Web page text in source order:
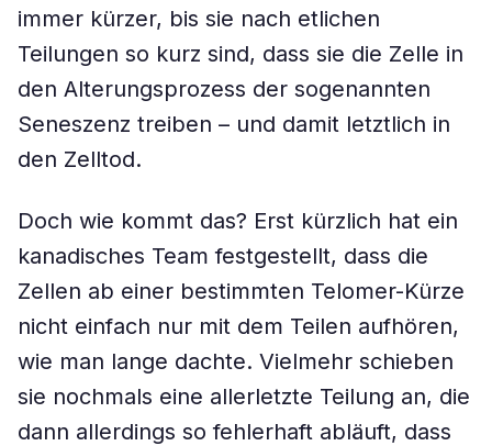
immer kürzer, bis sie nach etlichen
Teilungen so kurz sind, dass sie die Zelle in
den Alterungsprozess der sogenannten
Seneszenz treiben – und damit letztlich in
den Zelltod.
Doch wie kommt das? Erst kürzlich hat ein
kanadisches Team festgestellt, dass die
Zellen ab einer bestimmten Telomer-Kürze
nicht einfach nur mit dem Teilen aufhören,
wie man lange dachte. Vielmehr schieben
sie nochmals eine allerletzte Teilung an, die
dann allerdings so fehlerhaft abläuft, dass